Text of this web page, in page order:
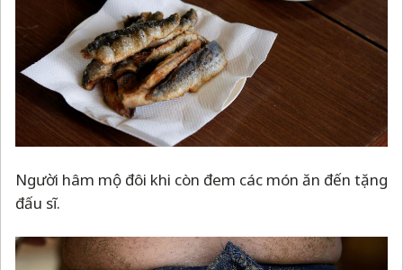
Người hâm mộ đôi khi còn đem các món ăn đến tặng
đấu sĩ.